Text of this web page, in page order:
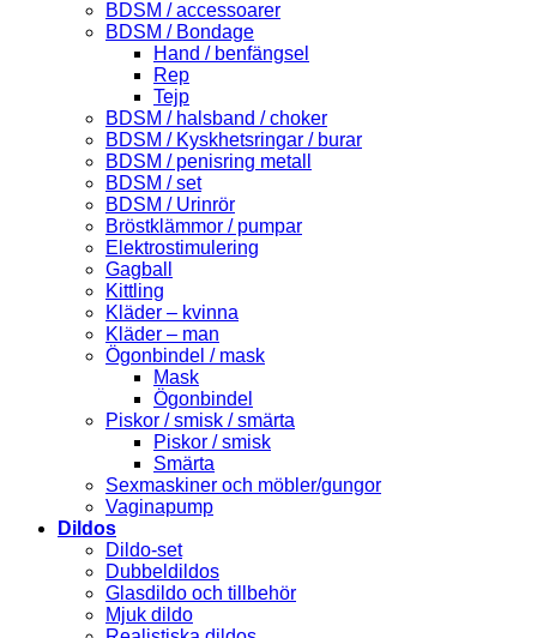
BDSM / accessoarer
BDSM / Bondage
Hand / benfängsel
Rep
Tejp
BDSM / halsband / choker
BDSM / Kyskhetsringar / burar
BDSM / penisring metall
BDSM / set
BDSM / Urinrör
Bröstklämmor / pumpar
Elektrostimulering
Gagball
Kittling
Kläder – kvinna
Kläder – man
Ögonbindel / mask
Mask
Ögonbindel
Piskor / smisk / smärta
Piskor / smisk
Smärta
Sexmaskiner och möbler/gungor
Vaginapump
Dildos
Dildo-set
Dubbeldildos
Glasdildo och tillbehör
Mjuk dildo